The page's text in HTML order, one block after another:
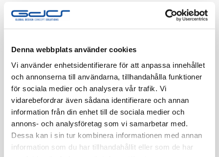
Denna webbplats använder cookies
Vi använder enhetsidentifierare för att anpassa innehållet
och annonserna till användarna, tillhandahålla funktioner
för sociala medier och analysera vår trafik. Vi
vidarebefordrar även sådana identifierare och annan
information från din enhet till de sociala medier och
annons- och analysföretag som vi samarbetar med.
Dessa kan i sin tur kombinera informationen med annan
information som du har tillhandahållit eller som de har
4 produkter Sortera på
PC Electric PC Electric